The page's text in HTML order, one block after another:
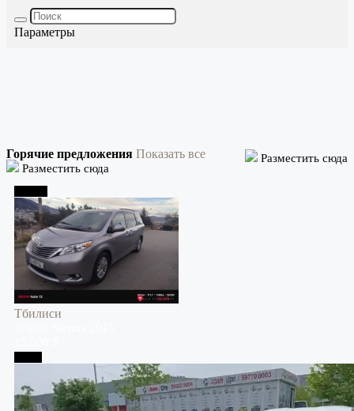
Параметры
Горячие предложения Показать все
Разместить сюда
Разместить сюда
Тбилиси